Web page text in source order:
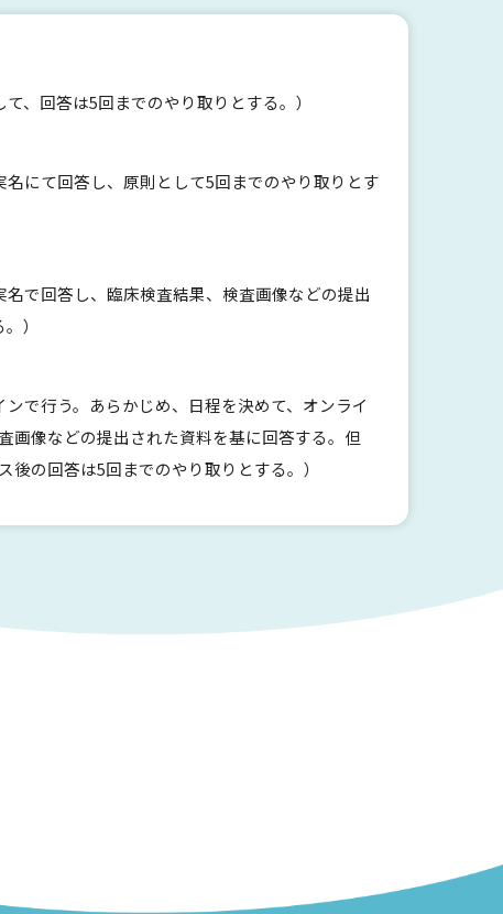
、回答は5回までのやり取りとする。）
にて回答し、原則として5回までのやり取りとす
で回答し、臨床検査結果、検査画像などの提出
）
で行う。あらかじめ、日程を決めて、オンライ
画像などの提出された資料を基に回答する。但
の回答は5回までのやり取りとする。）